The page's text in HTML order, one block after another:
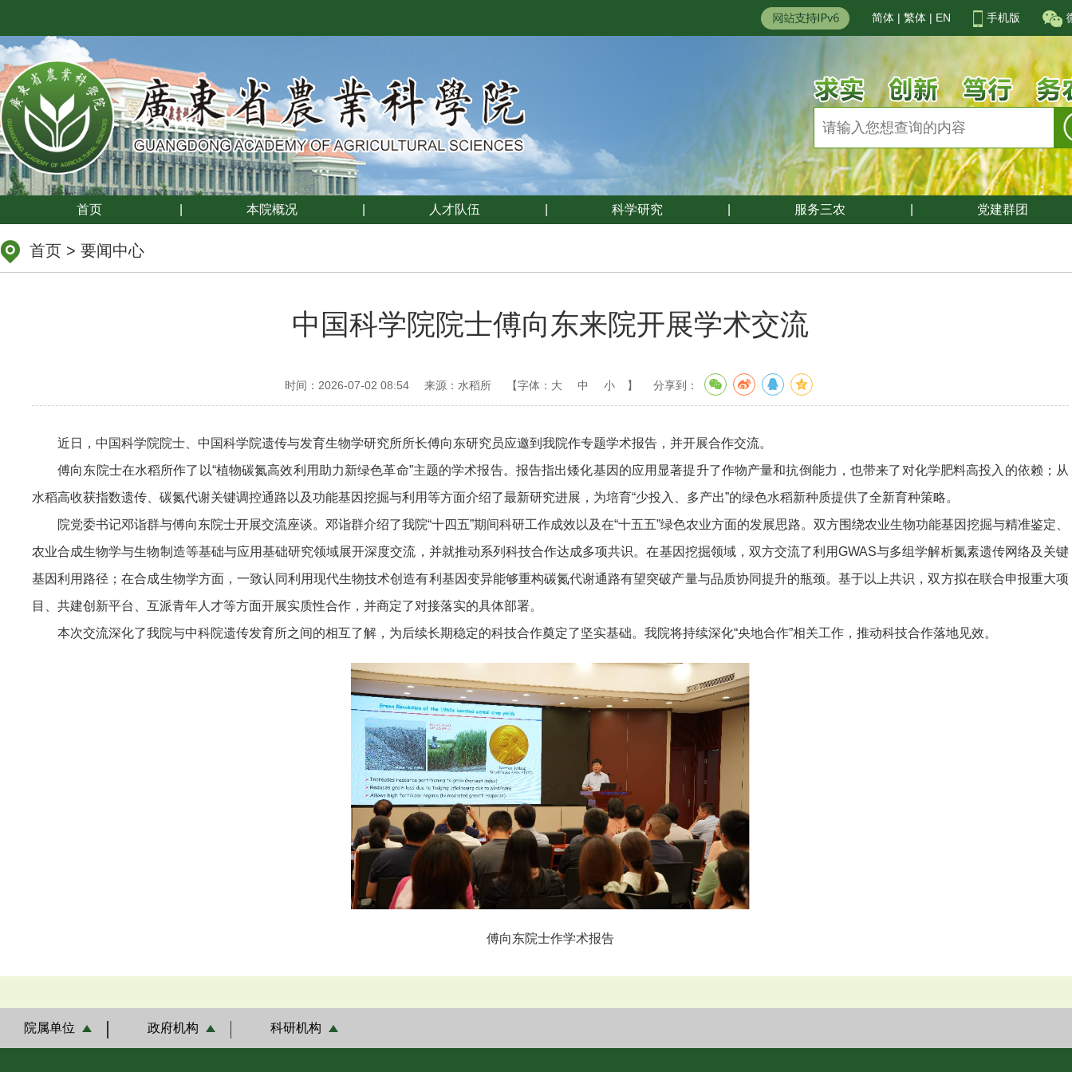
简体 | 繁体 | EN 手机版
首页 本院概况 人才队伍 科学研究 服务三农 党建群团
首页 > 要闻中心
中国科学院院士傅向东来院开展学术交流
时间：2026-07-02 08:54 来源：水稻所 【字体： 大 中 小 】 分享到：
近日，中国科学院院士、中国科学院遗传与发育生物学研究所所长傅向东研究员应邀到我院作专题学术报告，并开展合作交流。
傅向东院士在水稻所作了以“植物碳氮高效利用助力新绿色革命”主题的学术报告。报告指出矮化基因的应用显著提升了作物产量和抗倒能力，也带来了对化学肥料高投入的依赖；从
水稻高收获指数遗传、碳氮代谢关键调控通路以及功能基因挖掘与利用等方面介绍了最新研究进展，为培育“少投入、多产出”的绿色水稻新种质提供了全新育种策略。
院党委书记邓诣群与傅向东院士开展交流座谈。邓诣群介绍了我院“十四五”期间科研工作成效以及在“十五五”绿色农业方面的发展思路。双方围绕农业生物功能基因挖掘与精准鉴定、
农业合成生物学与生物制造等基础与应用基础研究领域展开深度交流，并就推动系列科技合作达成多项共识。在基因挖掘领域，双方交流了利用GWAS与多组学解析氮素遗传网络及关键
基因利用路径；在合成生物学方面，一致认同利用现代生物技术创造有利基因变异能够重构碳氮代谢通路有望突破产量与品质协同提升的瓶颈。基于以上共识，双方拟在联合申报重大项
目、共建创新平台、互派青年人才等方面开展实质性合作，并商定了对接落实的具体部署。
本次交流深化了我院与中科院遗传发育所之间的相互了解，为后续长期稳定的科技合作奠定了坚实基础。我院将持续深化“央地合作”相关工作，推动科技合作落地见效。
傅向东院士作学术报告
院属单位 政府机构 科研机构